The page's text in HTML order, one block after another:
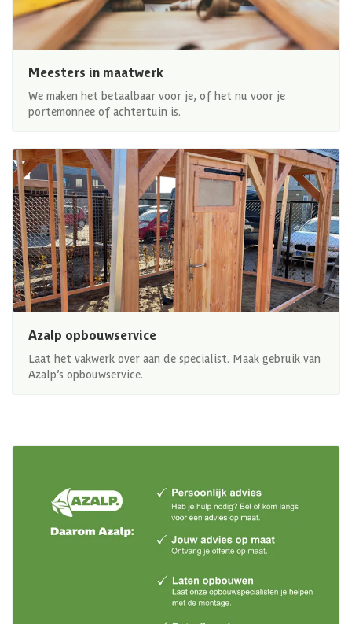
Meesters in maatwerk
We maken het betaalbaar voor je, of het nu voor je
portemonnee of achtertuin is.
Azalp opbouwservice
Laat het vakwerk over aan de specialist. Maak gebruik van
Azalp’s opbouwservice.